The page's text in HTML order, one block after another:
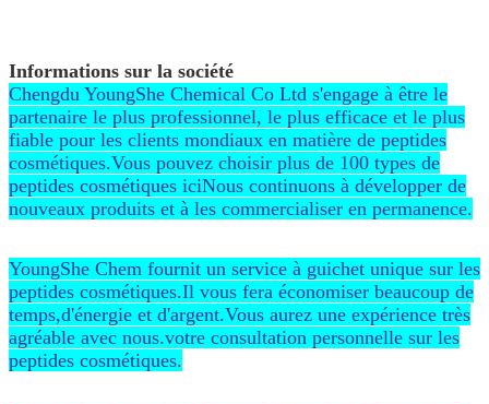
Informations sur la société
Chengdu YoungShe Chemical Co Ltd s'engage à être le
partenaire le plus professionnel, le plus efficace et le plus
fiable pour les clients mondiaux en matière de peptides
cosmétiques.Vous pouvez choisir plus de 100 types de
peptides cosmétiques iciNous continuons à développer de
nouveaux produits et à les commercialiser en permanence.
YoungShe Chem fournit un service à guichet unique sur les
peptides cosmétiques.Il vous fera économiser beaucoup de
temps,d'énergie et d'argent.Vous aurez une expérience très
agréable avec nous.votre consultation personnelle sur les
peptides cosmétiques.